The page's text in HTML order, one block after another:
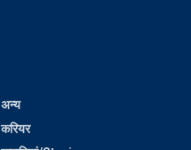
अन्य
करियर